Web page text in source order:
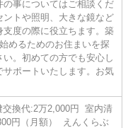
事についてはご相談くだ
トや照明、大きな鏡など
度の際に役立ちます。築
めるためのお住まいを探
。初めての方でも安心し
ポートいたします。お気
換代:2万2,000円 室内清
円（月額） えんくらぶ